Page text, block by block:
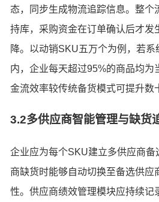
态，同步生成物流追踪信息。整个
持库，采购资金在订单确认后才发
降。以动销SKU五万个为例，若
内，企业每天超过95%的商品均为
金流效率较传统备货模式可提升数
3.2多供应商智能管理与缺货
企业应为每个SKU建立多供应商备
商缺货时能够自动切换至备选供应
性。供应商绩效管理模块应持续记